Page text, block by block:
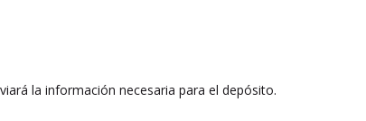
la información necesaria para el depósito.